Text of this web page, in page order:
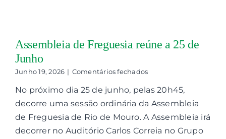
Espaço Cultural
Associações
Assembleia de Freguesia reúne a 25 de
Junho
Junho 19, 2026 | Comentários fechadosem
de
Freguesia
a
25
No próximo dia 25 de junho, pelas 20h45,
decorre uma sessão ordinária da Assembleia
de Freguesia de Rio de Mouro. A Assembleia irá
decorrer no Auditório Carlos Correia no Grupo